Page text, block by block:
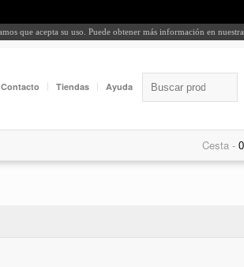
que acepta su uso. Puede obtener más información en nuestra
Contacto Tiendas Ayuda
Cesta -